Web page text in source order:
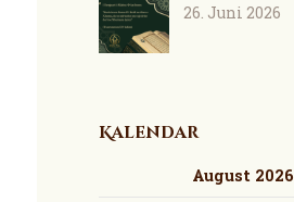
26. Juni 2026
Kalendar
August 2026